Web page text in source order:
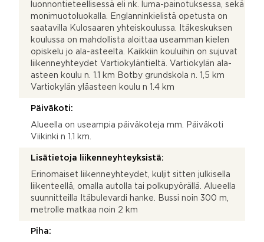
luonnontieteellisessä eli nk. luma-painotuksessa, sekä
monimuotoluokalla. Englanninkielistä opetusta on
saatavilla Kulosaaren yhteiskoulussa. Itäkeskuksen
koulussa on mahdollista aloittaa useamman kielen
opiskelu jo ala-asteelta. Kaikkiin kouluihin on sujuvat
liikenneyhteydet Vartiokyläntieltä. Vartiokylän ala-
asteen koulu n. 1.1 km Botby grundskola n. 1,5 km
Vartiokylän yläasteen koulu n 1.4 km
Päiväkoti:
Alueella on useampia päiväkoteja mm. Päiväkoti
Viikinki n 1.1 km.
Lisätietoja liikenneyhteyksistä:
Erinomaiset liikenneyhteydet, kuljit sitten julkisella
liikenteellä, omalla autolla tai polkupyörällä. Alueella
suunnitteilla Itäbulevardi hanke. Bussi noin 300 m,
metrolle matkaa noin 2 km
Piha: